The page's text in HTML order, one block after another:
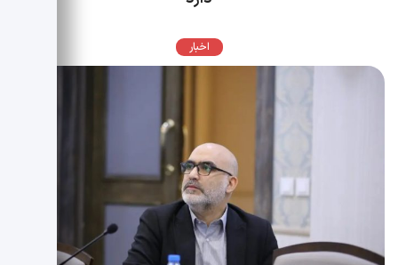
اخبار